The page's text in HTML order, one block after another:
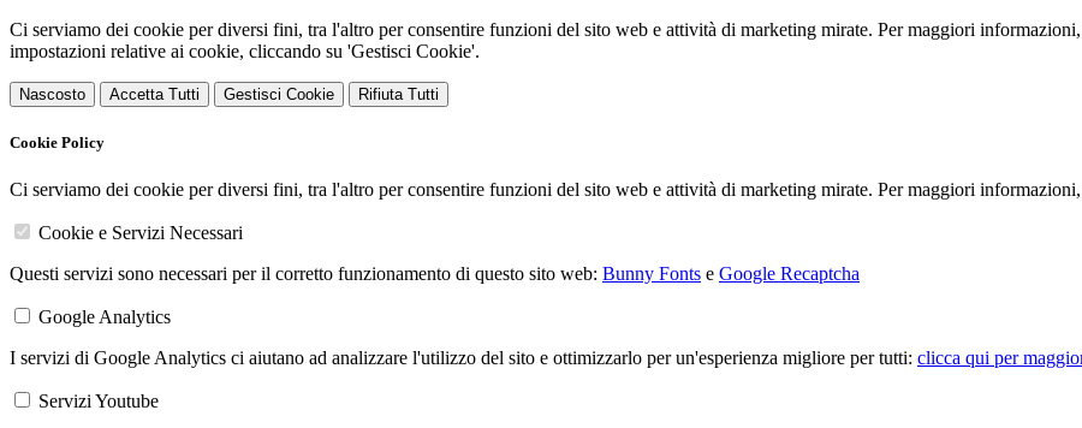
Ci serviamo dei cookie per diversi fini, tra l'altro per consentire funzioni del sito web e attività di marketing mirate. Per maggiori
impostazioni relative ai cookie, cliccando su 'Gestisci Cookie'.
Nascosto Accetta Tutti Gestisci Cookie Rifiuta Tutti
Cookie Policy
Ci serviamo dei cookie per diversi fini, tra l'altro per consentire funzioni del sito web e attività di marketing mirate. Per maggiori
Cookie e Servizi Necessari
Questi servizi sono necessari per il corretto funzionamento di questo sito web: Bunny Fonts e Google Recaptcha
Google Analytics
I servizi di Google Analytics ci aiutano ad analizzare l'utilizzo del sito e ottimizzarlo per un'esperienza migliore per tutti: clicca qui per
Servizi Youtube